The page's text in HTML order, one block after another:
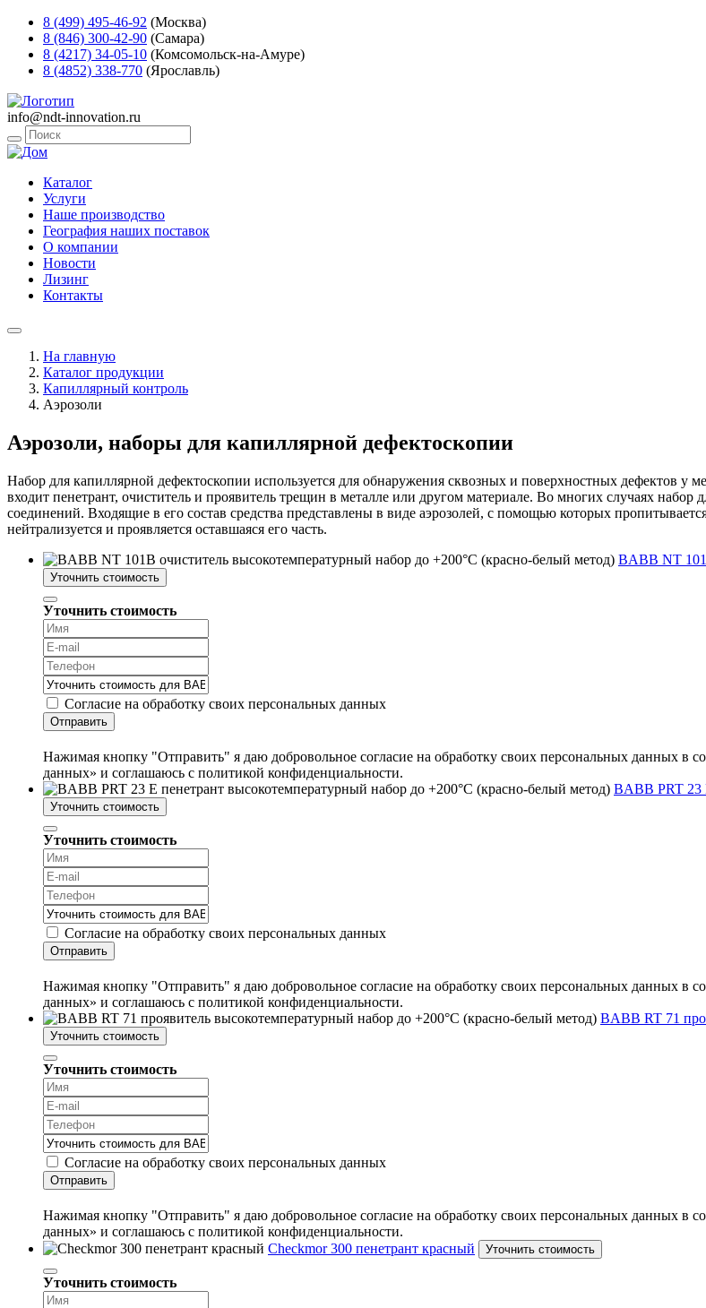
8 (499) 495-46-92 (Москва)
8 (846) 300-42-90 (Самара)
8 (4217) 34-05-10 (Комсомольск-на-Амуре)
8 (4852) 338-770 (Ярославль)
info@ndt-innovation.ru
Каталог
Услуги
Наше производство
География наших поставок
О компании
Новости
Лизинг
Контакты
На главную
Каталог продукции
Капиллярный контроль
Аэрозоли
Аэрозоли, наборы для капиллярной дефектоскопии
Набор для капиллярной дефектоскопии используется для обнаружения сквозных и поверхностных дефектов у
входит пенетрант, очиститель и проявитель трещин в металле или другом материале. Во многих случаях
соединений. Входящие в его состав средства представлены в виде аэрозолей, с помощью которых
нейтрализуется и проявляется оставшаяся его часть.
BABB NT
Уточнить стоимость
Уточнить стоимость
Согласие на обработку своих персональных данных
Отправить
Нажимая кнопку "Отправить" я даю добровольное согласие на обработку своих персональных данных в
данных» и соглашаюсь с политикой конфиденциальности.
BABB PRT 23
Уточнить стоимость
Уточнить стоимость
Согласие на обработку своих персональных данных
Отправить
Нажимая кнопку "Отправить" я даю добровольное согласие на обработку своих персональных данных в
данных» и соглашаюсь с политикой конфиденциальности.
BABB RT 71
Уточнить стоимость
Уточнить стоимость
Согласие на обработку своих персональных данных
Отправить
Нажимая кнопку "Отправить" я даю добровольное согласие на обработку своих персональных данных в
данных» и соглашаюсь с политикой конфиденциальности.
Checkmor 300 пенетрант красный
Уточнить стоимость
Уточнить стоимость